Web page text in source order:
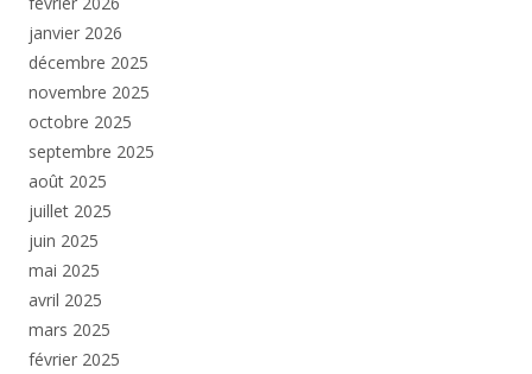
janvier 2026
décembre 2025
novembre 2025
octobre 2025
septembre 2025
août 2025
juillet 2025
juin 2025
mai 2025
avril 2025
mars 2025
février 2025